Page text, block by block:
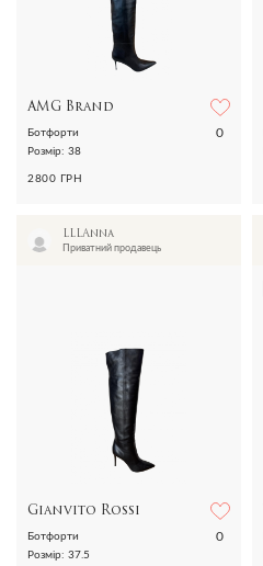
AMG Brand
0
Ботфорти
Розмір: 38
2800 ГРН
LLLAnna
Приватний продавець
Gianvito Rossi
0
Ботфорти
Розмір: 37.5